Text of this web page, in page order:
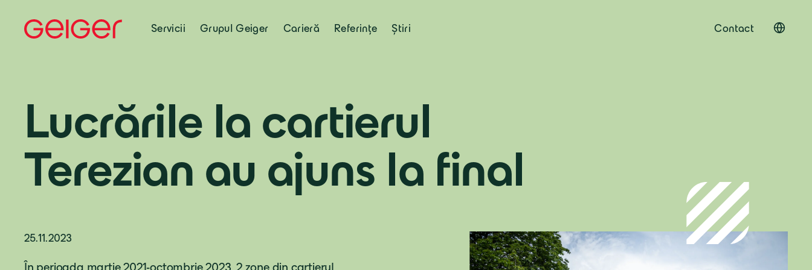
Servicii Grupul Geiger Carieră Referințe Știri Contact
Lucrările la cartierul
Terezian au ajuns la final
25.11.2023
În perioada martie 2021-octombrie 2023, 2 zone din cartierul